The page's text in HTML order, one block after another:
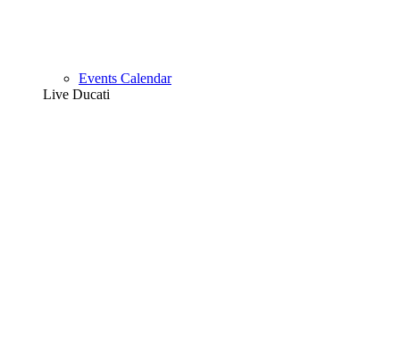
Events Calendar
Live Ducati